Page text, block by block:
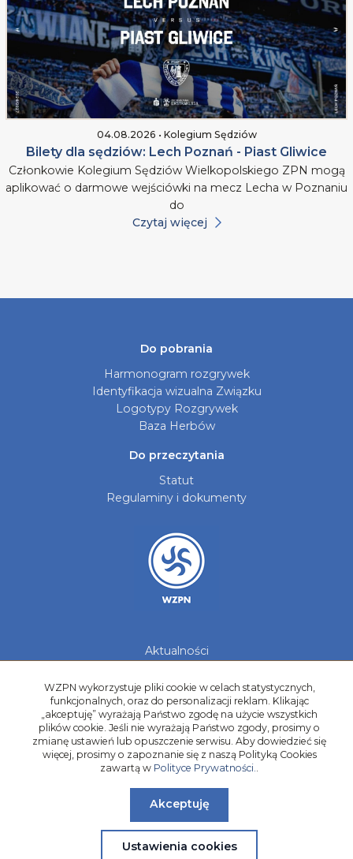
04.08.2026 • Kolegium Sędziów
Bilety dla sędziów: Lech Poznań - Piast Gliwice
Członkowie Kolegium Sędziów Wielkopolskiego ZPN mogą
aplikować o darmowe wejściówki na mecz Lecha w Poznaniu
do
Czytaj więcej
Do pobrania
Harmonogram rozgrywek
Identyfikacja wizualna Związku
Logotypy Rozgrywek
Baza Herbów
Do przeczytania
Statut
Regulaminy i dokumenty
Aktualności
Kontakt
Kadry Regionów
Program Grantowy
Dziewczyny do Piłki
WZPN wykorzystuje pliki cookie w celach statystycznych,
funkcjonalnych, oraz do personalizacji reklam. Klikając
„akceptuję” wyrażają Państwo zgodę na użycie wszystkich
plików cookie. Jeśli nie wyrażają Państwo zgody, prosimy o
zmianę ustawień lub opuszczenie serwisu. Aby dowiedzieć się
więcej, prosimy o zapoznanie się z naszą Polityką Cookies
zawartą w Polityce Prywatności..
Akceptuję
Ustawienia cookies